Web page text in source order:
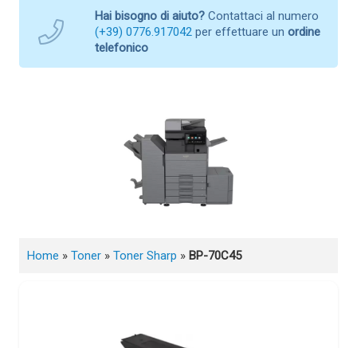
Hai bisogno di aiuto? Contattaci al numero
(+39) 0776.917042 per effettuare un ordine
telefonico
Home » Toner » Toner Sharp » BP-70C45